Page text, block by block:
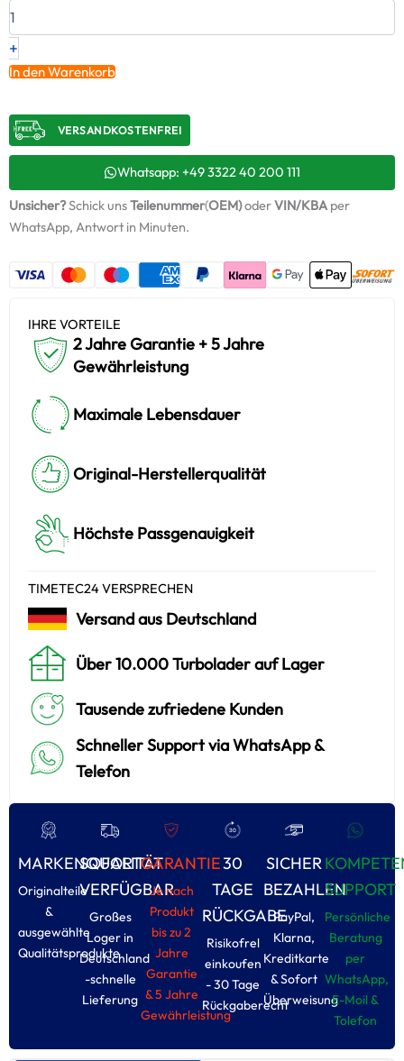
–
11033937
/
+
Montagesatz
Menge
+
In den Warenkorb
VERSANDKOSTENFREI​
Whatsapp: +49 3322 40 200 111
Unsicher?Schick unsTeilenummer(OEM)oderVIN/KBAper
WhatsApp, Antwort in Minuten.
IHRE VORTEILE
2 Jahre Garantie + 5 Jahre
Gewährleistung
Maximale Lebensdauer
Original-Herstellerqualität
Höchste Passgenauigkeit
TIMETEC24 VERSPRECHEN
Versand aus Deutschland
Über 10.000 Turbolader auf Lager
Tausende zufriedene Kunden
Schneller Support via WhatsApp &
Telefon
MARKENQUALITÄT
Originalteile
&
ausgewählte
Qualitätsprodukte
SOFORT
VERFÜGBAR
Großes
Loger in
Deutschland
-schnelle
Lieferung
GARANTIE
Je nach
Produkt
bis zu 2
Jahre
Garantie
& 5 Jahre
Gewährleistung
30
TAGE
RÜCKGABE
Risikofrel
einkoufen
- 30 Tage
Rückgaberecht
SICHER
BEZAHLEN
PayPal,
Klarna,
Kreditkarte
& Sofort
Überweisung
SUPPORT
Persönliche
Beratung
per
WhatsApp,
E-Moil &
Tolefon